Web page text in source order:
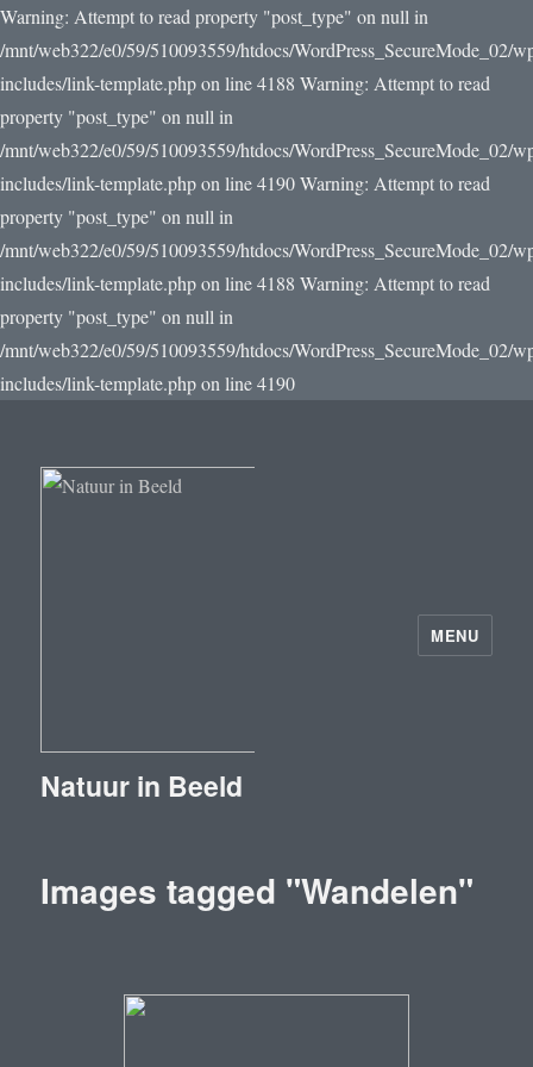
Warning: Attempt to read property "post_type" on null in
/mnt/web322/e0/59/510093559/htdocs/WordPress_SecureMode_02/
includes/link-template.php on line 4188 Warning: Attempt to read
property "post_type" on null in
/mnt/web322/e0/59/510093559/htdocs/WordPress_SecureMode_02/
includes/link-template.php on line 4190Warning: Attempt to read
property "post_type" on null in
/mnt/web322/e0/59/510093559/htdocs/WordPress_SecureMode_02/
includes/link-template.php on line 4188 Warning: Attempt to read
property "post_type" on null in
/mnt/web322/e0/59/510093559/htdocs/WordPress_SecureMode_02/
includes/link-template.php on line 4190
Natuur in Beeld
MENU
Images tagged "Wandelen"